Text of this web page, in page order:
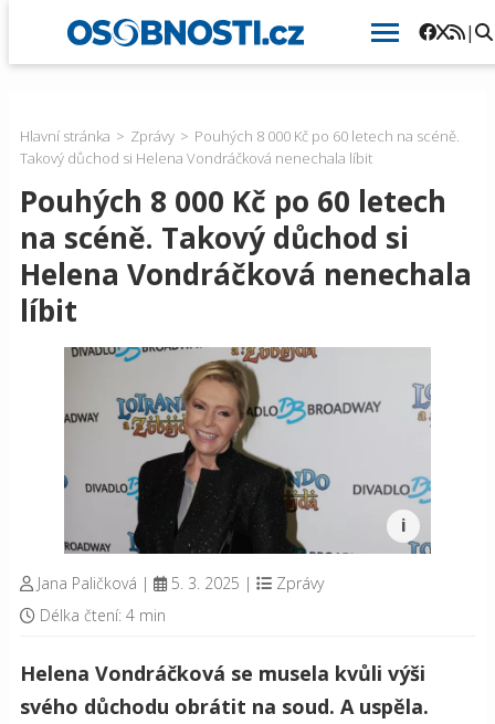
|
Hlavní stránka Zprávy
Pouhých 8 000 Kč po 60 letech na scéně.
Takový důchod si Helena Vondráčková nenechala líbit
Pouhých 8 000 Kč po 60 letech
na scéně. Takový důchod si
Helena Vondráčková nenechala
líbit
Jana Paličková | 5. 3. 2025 |
Zprávy
Délka čtení: 4 min
Helena Vondráčková se musela kvůli výši
svého důchodu obrátit na soud. A uspěla.